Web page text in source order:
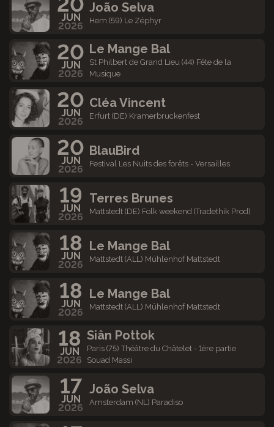
JUN
2026
João Selva
Hem (59) Le Zéphyr
20
JUN
2026
Le Mange Bal
St Philbert de Grand Lieu (44) Fête de la
Musique
20
JUN
2026
Cléa Vincent
Erfurt (DE) Kramerbruckenfest
20
JUN
2026
BlauBird
Festival Les Nuits des forêts - Versailles
19
JUN
2026
Terres Brunes
Mattstedt (DE) Folk weekend (Tradethik Prod)
18
JUN
2026
Le Mange Bal
Mattstedt (ALL) Mühlenhof Mattstedt
18
JUN
2026
Le Mange Bal
Mattstedt (ALL) Mühlenhof Mattstedt
18
JUN
2026
Siân Pottok
Paris (75) Théâtre du Châtelet - 1ère partie
Souad Massi
17
JUN
2026
João Selva
Amsterdam (NL) Paradiso